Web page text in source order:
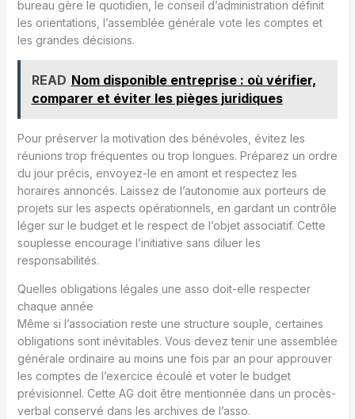
bureau gère le quotidien, le conseil d’administration définit
les orientations, l’assemblée générale vote les comptes et
les grandes décisions.
READ Nom disponible entreprise : où vérifier,
comparer et éviter les pièges juridiques
Pour préserver la motivation des bénévoles, évitez les
réunions trop fréquentes ou trop longues. Préparez un ordre
du jour précis, envoyez-le en amont et respectez les
horaires annoncés. Laissez de l’autonomie aux porteurs de
projets sur les aspects opérationnels, en gardant un contrôle
léger sur le budget et le respect de l’objet associatif. Cette
souplesse encourage l’initiative sans diluer les
responsabilités.
Quelles obligations légales une asso doit-elle respecter
chaque année
Même si l’association reste une structure souple, certaines
obligations sont inévitables. Vous devez tenir une assemblée
générale ordinaire au moins une fois par an pour approuver
les comptes de l’exercice écoulé et voter le budget
prévisionnel. Cette AG doit être mentionnée dans un procès-
verbal conservé dans les archives de l’asso.